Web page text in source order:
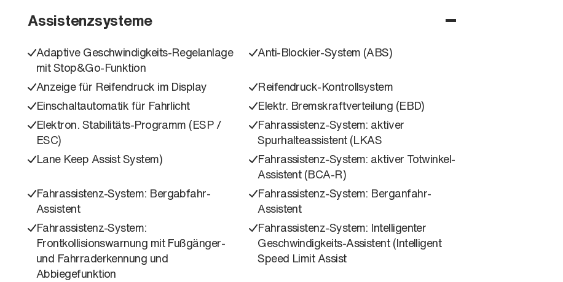
Assistenzsysteme
Adaptive Geschwindigkeits-Regelanlage
mit Stop&Go-Funktion
Anti-Blockier-System (ABS)
Anzeige für Reifendruck im Display
Reifendruck-Kontrollsystem
Einschaltautomatik für Fahrlicht
Elektr. Bremskraftverteilung (EBD)
Elektron. Stabilitäts-Programm (ESP /
ESC)
Fahrassistenz-System: aktiver
Spurhalteassistent (LKAS
Lane Keep Assist System)
Fahrassistenz-System: aktiver Totwinkel-
Assistent (BCA-R)
Fahrassistenz-System: Bergabfahr-
Assistent
Fahrassistenz-System: Berganfahr-
Assistent
Fahrassistenz-System:
Frontkollisionswarnung mit Fußgänger-
und Fahrraderkennung und
Abbiegefunktion
Fahrassistenz-System: Intelligenter
Geschwindigkeits-Assistent (Intelligent
Speed Limit Assist